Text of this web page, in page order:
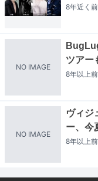
8年近く 前
NO IMAGE
ツアー
8年以上前
NO IMAGE
ヴィジ
ー、今
8年以上前